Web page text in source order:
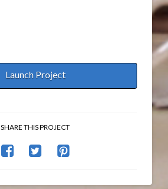
Launch Project
SHARE THIS PROJECT